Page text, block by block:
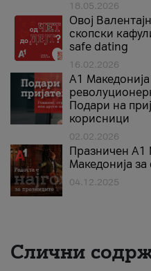
18.05.2026
Овој
скопски
safe dating
16.02.2026
А1 Македонија
Подари на
корисници
02.02.2026
Празничен A1
Македонија
04.12.2025
Слични